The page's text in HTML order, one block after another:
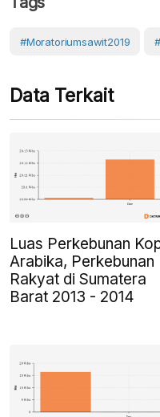
#Moratoriumsawit2019
Data Terkait
Luas Perkebunan
Arabika, Perkebunan
Rakyat di Sumatera
Barat 2013 - 2014